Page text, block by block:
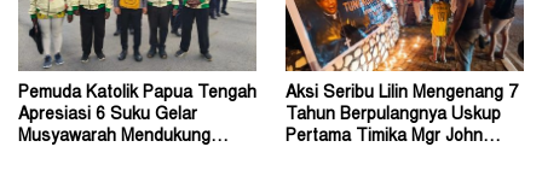
Pemuda Katolik Papua Tengah
Apresiasi 6 Suku Gelar
Musyawarah Mendukung
Aksi Seribu Lilin Mengenang 7
Tahun Berpulangnya Uskup
Pertama Timika Mgr John